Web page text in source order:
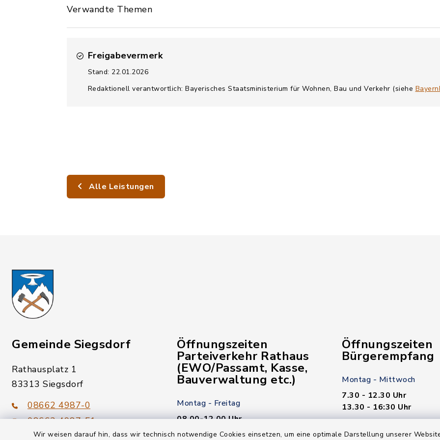
Wir weisen darauf hin, dass wir technisch notwendige Cookies einsetzen, um eine optimale Darstellung unserer
Verwandte Themen
Freigabevermerk
Stand: 22.01.2026
Redaktionell verantwortlich: Bayerisches Staatsministerium für Wohnen, Bau und Verkehr (siehe
Alle Leistungen
Gemeinde Siegsdorf
Rathausplatz 1
83313 Siegsdorf
08662 4987-0
08662 4987-51
Öffnungszeiten
Parteiverkehr Rathaus
(EWO/Passamt, Kasse,
Bauverwaltung etc.)
Montag - Freitag
08.00-12.00 Uhr
Öffnungszeiten
Bürgerempfang
Montag - Mittwoch
7.30 - 12.30 Uhr
13.30 - 16:30 Uhr
Donnerstag